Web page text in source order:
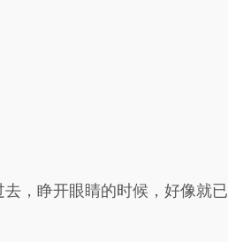
，睁开眼睛的时候，好像就已